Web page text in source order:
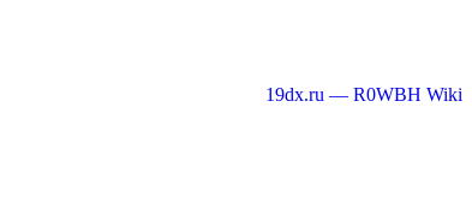
19dx.ru — R0WBH Wiki